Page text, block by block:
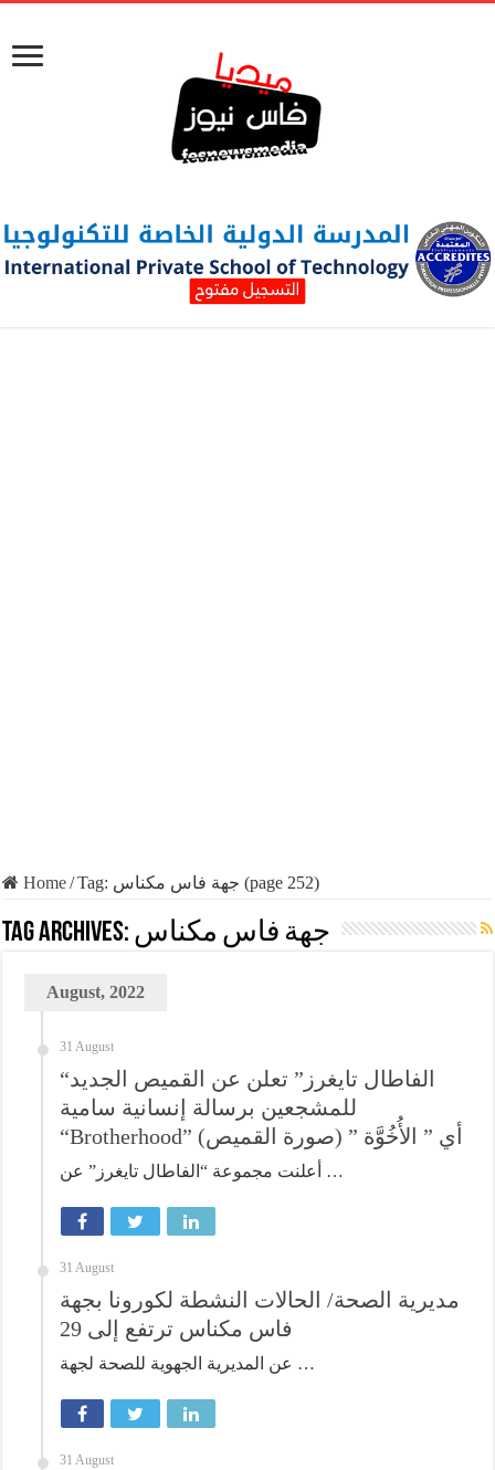
Home/Tag: جهة فاس مكناس (page 252)
Tag Archives: جهة فاس مكناس
August, 2022
31 August
“الفاطال تايغرز” تعلن عن القميص الجديد
للمشجعين برسالة إنسانية سامية
“Brotherhood” أي ” الأُخُوَّة ” (صورة القميص)
أعلنت مجموعة “الفاطال تايغرز” عن …
31 August
مديرية الصحة/ الحالات النشطة لكورونا بجهة
فاس مكناس ترتفع إلى 29
عن المديرية الجهوية للصحة لجهة …
31 August